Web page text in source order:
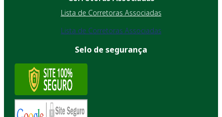
Lista de Corretoras Associadas
Lista de Corretoras Associadas
Selo de segurança